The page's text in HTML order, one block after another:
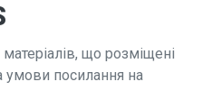
що розміщені
умови посилання на